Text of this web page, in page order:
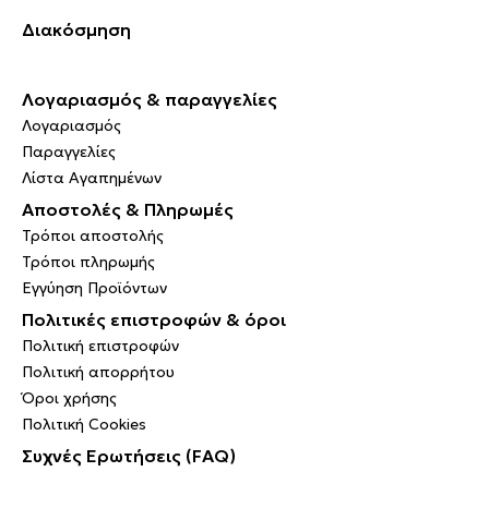
Διακόσμηση
Λογαριασμός & παραγγελίες
Λογαριασμός
Παραγγελίες
Λίστα Αγαπημένων
Αποστολές & Πληρωμές
Τρόποι αποστολής
Τρόποι πληρωμής
Εγγύηση Προϊόντων
Πολιτικές επιστροφών & όροι
Πολιτική επιστροφών
Πολιτική απορρήτου
Όροι χρήσης
Πολιτική Cookies
Συχνές Ερωτήσεις (FAQ)